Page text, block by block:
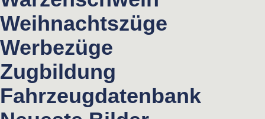
Weihnachtszüge
Werbezüge
Zugbildung
Fahrzeugdatenbank